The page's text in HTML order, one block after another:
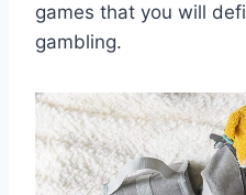
games that you will
gambling.